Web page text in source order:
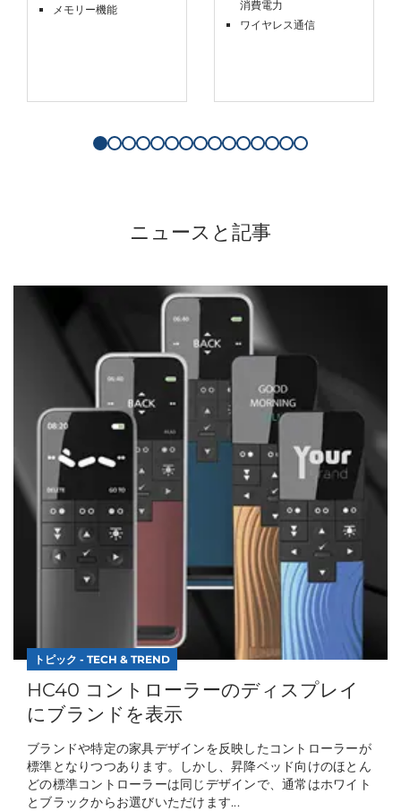
メモリー機能
消費電力
ワイヤレス通信
ニュースと記事
トピック - TECH & TREND
HC40 コントローラーのディスプレイ
にブランドを表示
ブランドや特定の家具デザインを反映したコントローラーが
標準となりつつあります。しかし、昇降ベッド向けのほとん
どの標準コントローラーは同じデザインで、通常はホワイト
とブラックからお選びいただけます...